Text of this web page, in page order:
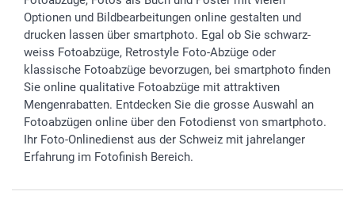
Geschenk-Gutscheine (PDF)
Partnerprogramme
Investor Relations
B2B smartbusiness
Widerrufsrecht
Hochzeit
Geburtstag
Geburt
Zu allen Anlässen
Zahlungsmöglichkeiten
Anmelden /Registrieren
Sitemap
Status der Bestellung
smartfriends
smartgarantie
smartbonus
Optionen und Bildbearbeitungen online gestalten und
drucken lassen über smartphoto. Egal ob Sie schwarz-
weiss Fotoabzüge, Retrostyle Foto-Abzüge oder
klassische Fotoabzüge bevorzugen, bei smartphoto finden
Sie online qualitative Fotoabzüge mit attraktiven
Mengenrabatten. Entdecken Sie die grosse Auswahl an
Fotoabzügen online über den Fotodienst von smartphoto.
Ihr Foto-Onlinedienst aus der Schweiz mit jahrelanger
Erfahrung im Fotofinish Bereich.